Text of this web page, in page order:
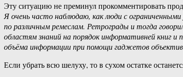
Эту ситуацию не преминул прокомментировать
Я очень часто наблюдаю, как люди с
по различным ремеслам. Ретрограды и тогда
областям знаний на порядок информативней книг
объёма информации при помощи гаджетов
Если убрать всю шелуху, то в сухом остатке